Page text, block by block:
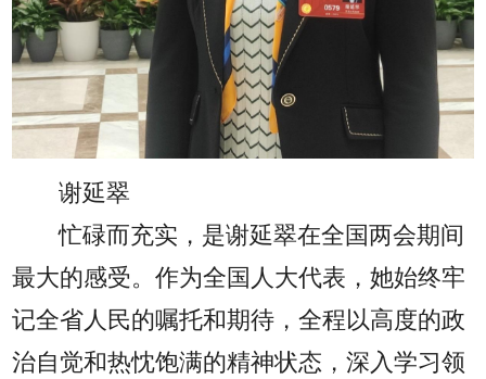
谢延翠
忙碌而充实，是谢延翠在全国两会期间
最大的感受。作为全国人大代表，她始终牢
记全省人民的嘱托和期待，全程以高度的政
治自觉和热忱饱满的精神状态，深入学习领